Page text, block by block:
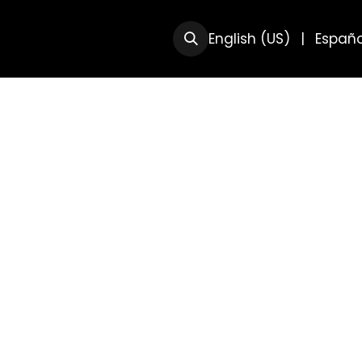
SOBRE NOSOTRAS English (US) |